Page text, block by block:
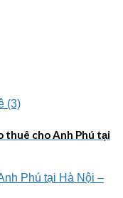
thuê cho Anh Phú tại
Phú tại Hà Nội –